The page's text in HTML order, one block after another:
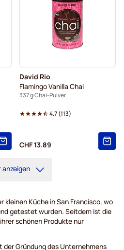
David Rio
Flamingo Vanilla Chai
337 g Chai-Pulver
4.7(113)
CHF 13.89
anzeigen
kleinen Küche in San Francisco, wo
getestet wurden. Seitdem ist die
schönen Produkte nur
der Gründung des Unternehmens